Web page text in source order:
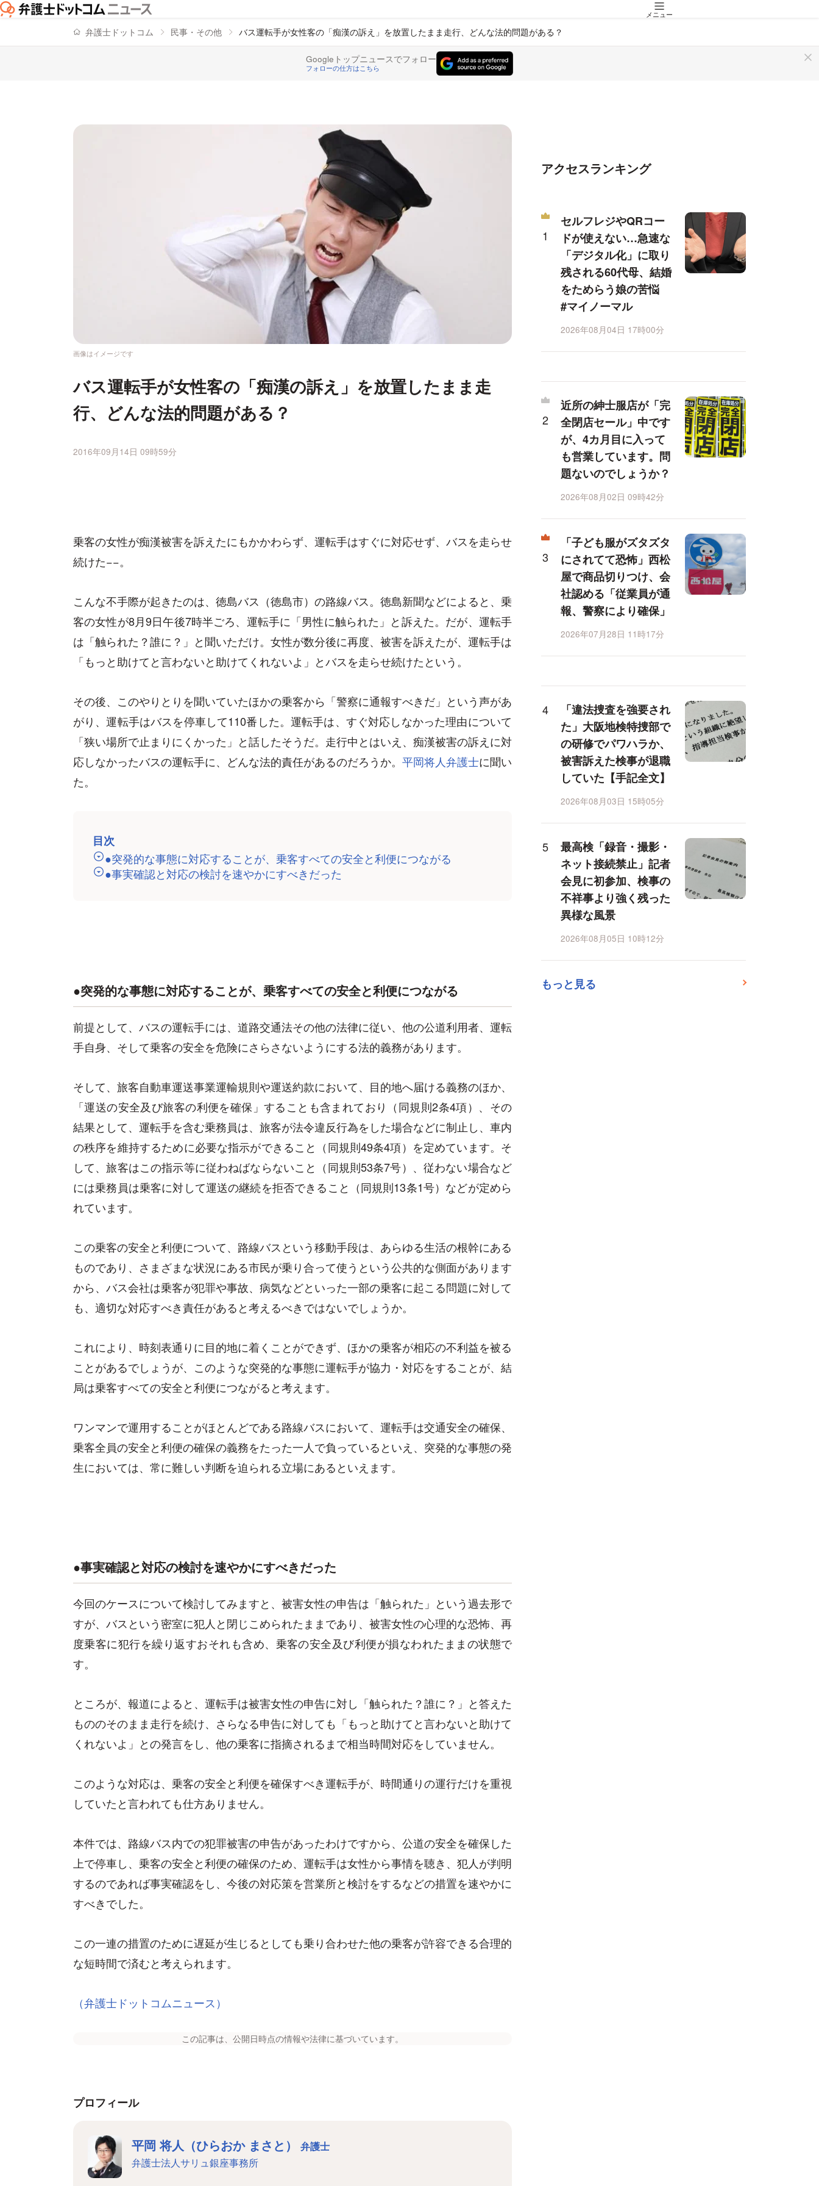
メニュー
弁護士ドットコム 民事・その他 バス運転手が女性客の「痴漢の訴え」を放置したまま走行、どんな法的問題がある？
Googleトップニュースでフォロー
フォローの仕方はこちら
画像はイメージです
バス運転手が女性客の「痴漢の訴え」を放置したまま走
行、どんな法的問題がある？
2016年09月14日 09時59分
乗客の女性が痴漢被害を訴えたにもかかわらず、運転手はすぐに対応せず、バスを走らせ
続けた−−。
こんな不手際が起きたのは、徳島バス（徳島市）の路線バス。徳島新聞などによると、乗
客の女性が8月9日午後7時半ごろ、運転手に「男性に触られた」と訴えた。だが、運転手
は「触られた？誰に？」と聞いただけ。女性が数分後に再度、被害を訴えたが、運転手は
「もっと助けてと言わないと助けてくれないよ」とバスを走らせ続けたという。
その後、このやりとりを聞いていたほかの乗客から「警察に通報すべきだ」という声があ
がり、運転手はバスを停車して110番した。運転手は、すぐ対応しなかった理由について
「狭い場所で止まりにくかった」と話したそうだ。走行中とはいえ、痴漢被害の訴えに対
応しなかったバスの運転手に、どんな法的責任があるのだろうか。 平岡将人弁護士に聞い
た。
目次
●突発的な事態に対応することが、乗客すべての安全と利便につながる
●事実確認と対応の検討を速やかにすべきだった
●突発的な事態に対応することが、乗客すべての安全と利便につながる
前提として、バスの運転手には、道路交通法その他の法律に従い、他の公道利用者、運転
手自身、そして乗客の安全を危険にさらさないようにする法的義務があります。
そして、旅客自動車運送事業運輸規則や運送約款において、目的地へ届ける義務のほか、
「運送の安全及び旅客の利便を確保」することも含まれており（同規則2条4項）、その
結果として、運転手を含む乗務員は、旅客が法令違反行為をした場合などに制止し、車内
の秩序を維持するために必要な指示ができること（同規則49条4項）を定めています。そ
して、旅客はこの指示等に従わねばならないこと（同規則53条7号）、従わない場合など
には乗務員は乗客に対して運送の継続を拒否できること（同規則13条1号）などが定めら
れています。
この乗客の安全と利便について、路線バスという移動手段は、あらゆる生活の根幹にある
ものであり、さまざまな状況にある市民が乗り合って使うという公共的な側面があります
から、バス会社は乗客が犯罪や事故、病気などといった一部の乗客に起こる問題に対して
も、適切な対応すべき責任があると考えるべきではないでしょうか。
これにより、時刻表通りに目的地に着くことができず、ほかの乗客が相応の不利益を被る
ことがあるでしょうが、このような突発的な事態に運転手が協力・対応をすることが、結
局は乗客すべての安全と利便につながると考えます。
ワンマンで運用することがほとんどである路線バスにおいて、運転手は交通安全の確保、
乗客全員の安全と利便の確保の義務をたった一人で負っているといえ、突発的な事態の発
生においては、常に難しい判断を迫られる立場にあるといえます。
●事実確認と対応の検討を速やかにすべきだった
今回のケースについて検討してみますと、被害女性の申告は「触られた」という過去形で
すが、バスという密室に犯人と閉じこめられたままであり、被害女性の心理的な恐怖、再
度乗客に犯行を繰り返すおそれも含め、乗客の安全及び利便が損なわれたままの状態で
す。
ところが、報道によると、運転手は被害女性の申告に対し「触られた？誰に？」と答えた
もののそのまま走行を続け、さらなる申告に対しても「もっと助けてと言わないと助けて
くれないよ」との発言をし、他の乗客に指摘されるまで相当時間対応をしていません。
このような対応は、乗客の安全と利便を確保すべき運転手が、時間通りの運行だけを重視
していたと言われても仕方ありません。
本件では、路線バス内での犯罪被害の申告があったわけですから、公道の安全を確保した
上で停車し、乗客の安全と利便の確保のため、運転手は女性から事情を聴き、犯人が判明
するのであれば事実確認をし、今後の対応策を営業所と検討をするなどの措置を速やかに
すべきでした。
この一連の措置のために遅延が生じるとしても乗り合わせた他の乗客が許容できる合理的
な短時間で済むと考えられます。
（弁護士ドットコムニュース）
この記事は、公開日時点の情報や法律に基づいています。
プロフィール
平岡 将人（ひらおか まさと） 弁護士
弁護士法人サリュ銀座事務所
アクセスランキング
セルフレジやQRコー
ドが使えない…急速な
「デジタル化」に取り
残される60代母、結婚
をためらう娘の苦悩
#マイノーマル
2026年08月04日 17時00分
近所の紳士服店が「完
全閉店セール」中です
が、4カ月目に入って
も営業しています。問
題ないのでしょうか？
2026年08月02日 09時42分
「子ども服がズタズタ
にされてて恐怖」西松
屋で商品切りつけ、会
社認める「従業員が通
報、警察により確保」
2026年07月28日 11時17分
「違法捜査を強要され
た」大阪地検特捜部で
の研修でパワハラか、
被害訴えた検事が退職
していた【手記全文】
2026年08月03日 15時05分
最高検「録音・撮影・
ネット接続禁止」記者
会見に初参加、検事の
不祥事より強く残った
異様な風景
2026年08月05日 10時12分
もっと見る